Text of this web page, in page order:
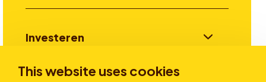
This website uses cookies
Investeren